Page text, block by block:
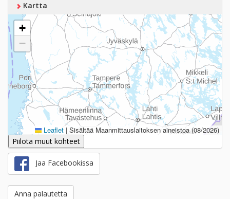
Kartta
+
−
Leaflet | Sisältää Maanmittauslaitoksen aineistoa (08/2026)
Piilota muut kohteet
Jaa Facebookissa
Anna palautetta